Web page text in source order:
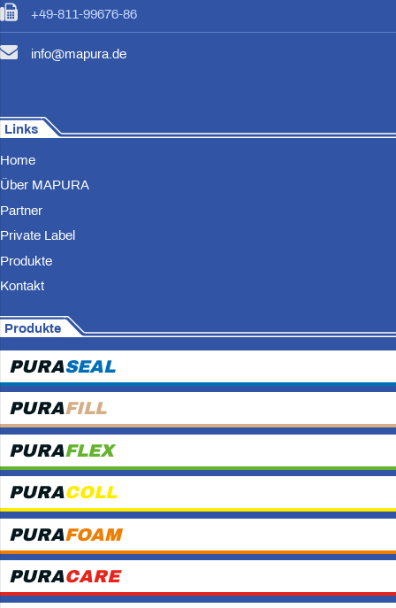
+49-811-99676-86
info@mapura.de
Links
Home
Über MAPURA
Partner
Private Label
Produkte
Kontakt
Produkte
PURASEAL
PURAFILL
PURAFLEX
PURACOLL
PURAFOAM
PURACARE